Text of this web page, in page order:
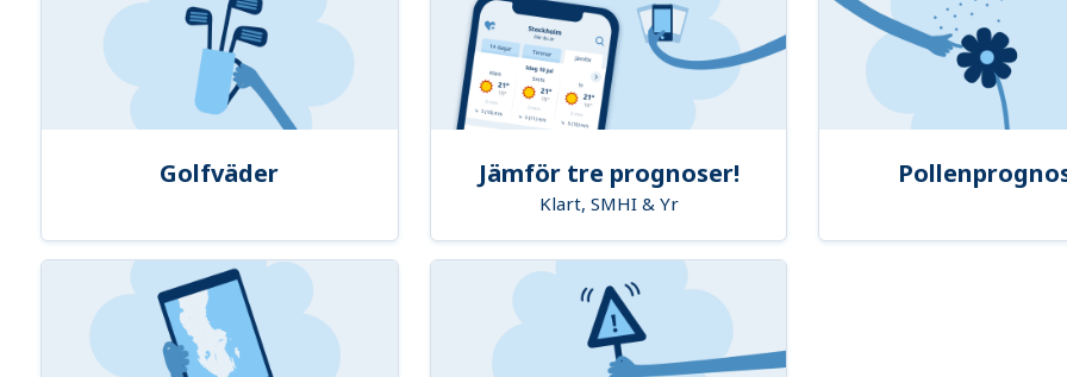
Golfväder Jämför tre prognoser!
Klart, SMHI & Yr